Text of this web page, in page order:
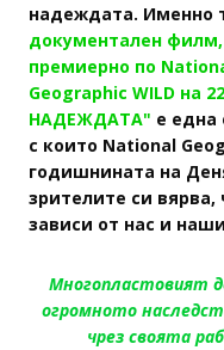
надеждата. Именно
документален
премиерно по
Geographic WILD на
НАДЕЖДАТА" е една
с които National
годишнината на
зрителите си
зависи от нас и
Многопластовият
огромното
чрез своята